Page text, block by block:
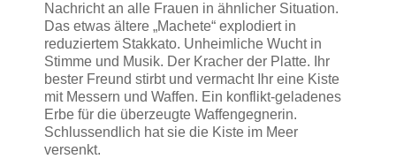
Nachricht an alle Frauen in ähnlicher Situation.
Das etwas ältere „Machete“ explodiert in
reduziertem Stakkato. Unheimliche Wucht in
Stimme und Musik. Der Kracher der Platte. Ihr
bester Freund stirbt und vermacht Ihr eine Kiste
mit Messern und Waffen. Ein konflikt-geladenes
Erbe für die überzeugte Waffengegnerin.
Schlussendlich hat sie die Kiste im Meer
versenkt.